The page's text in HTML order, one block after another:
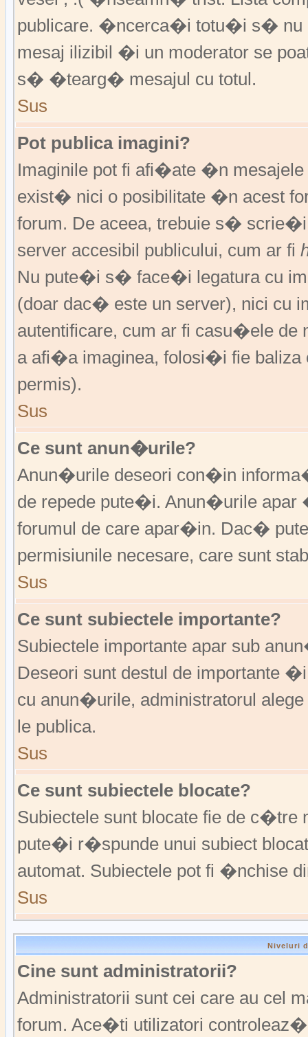
publicare. �ncerca�i totu�i s� nu
mesaj ilizibil �i un moderator se
s� �tearg� mesajul cu totul.
Sus
Pot publica imagini?
Imaginile pot fi afi�ate �n
exist� nici o posibilitate �n acest
forum. De aceea, trebuie s�
server accesibil publicului, cum ar fi
Nu pute�i s� face�i legatura cu
(doar dac� este un server), nici cu
autentificare, cum ar fi casu�ele de
a afi�a imaginea, folosi�i fie baliza
permis).
Sus
Ce sunt anun�urile?
Anun�urile deseori con�in
de repede pute�i. Anun�urile
forumul de care apar�in. Dac�
permisiunile necesare, care sunt
Sus
Ce sunt subiectele importante?
Subiectele importante apar sub
Deseori sunt destul de
cu anun�urile, administratorul
le publica.
Sus
Ce sunt subiectele blocate?
Subiectele sunt blocate fie de
pute�i r�spunde unui subiect
automat. Subiectele pot fi �nchise
Sus
Niveluri
Cine sunt administratorii?
Administratorii sunt cei care au cel
forum. Ace�ti utilizatori